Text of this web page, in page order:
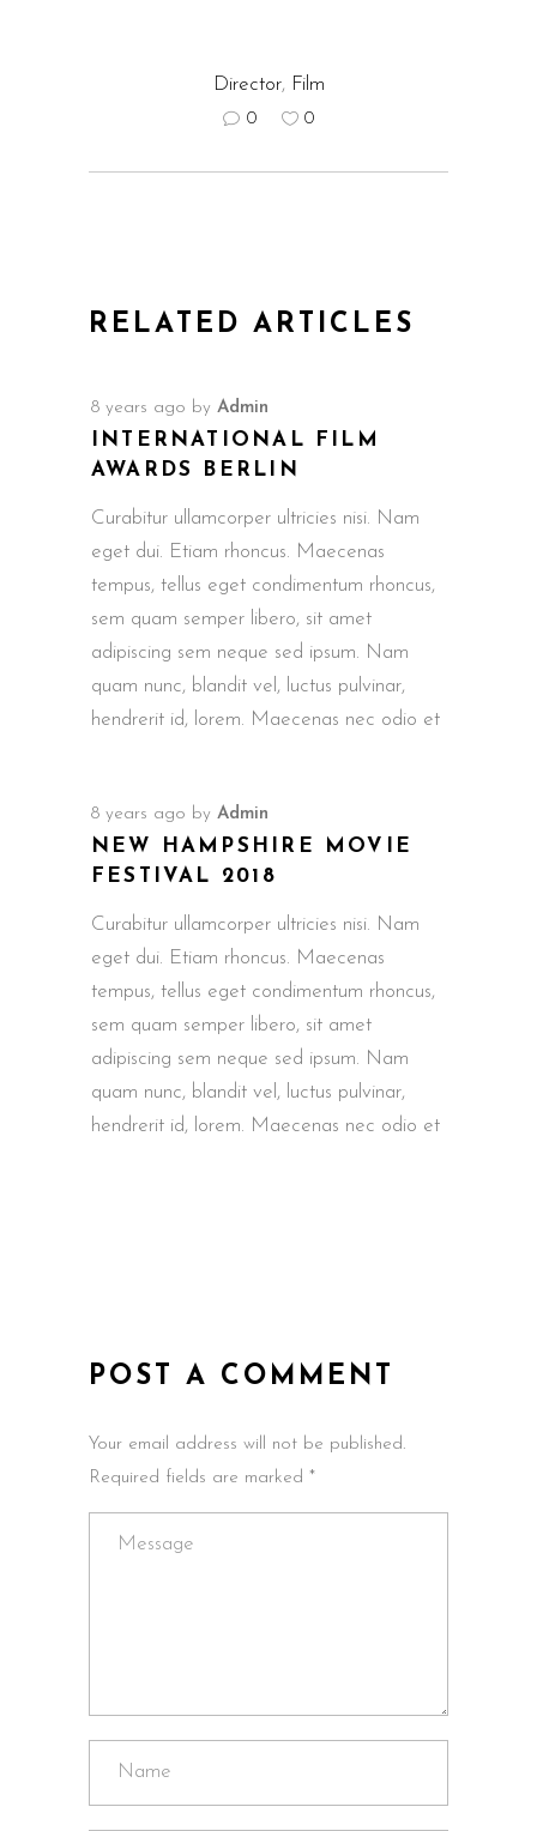
Director, Film
0 0
RELATED ARTICLES
8 years ago by Admin
INTERNATIONAL FILM
AWARDS BERLIN
Curabitur ullamcorper ultricies nisi. Nam
eget dui. Etiam rhoncus. Maecenas
tempus, tellus eget condimentum rhoncus,
sem quam semper libero, sit amet
adipiscing sem neque sed ipsum. Nam
quam nunc, blandit vel, luctus pulvinar,
hendrerit id, lorem. Maecenas nec odio et
8 years ago by Admin
NEW HAMPSHIRE MOVIE
FESTIVAL 2018
Curabitur ullamcorper ultricies nisi. Nam
eget dui. Etiam rhoncus. Maecenas
tempus, tellus eget condimentum rhoncus,
sem quam semper libero, sit amet
adipiscing sem neque sed ipsum. Nam
quam nunc, blandit vel, luctus pulvinar,
hendrerit id, lorem. Maecenas nec odio et
POST A COMMENT
Your email address will not be published.
Required fields are marked *